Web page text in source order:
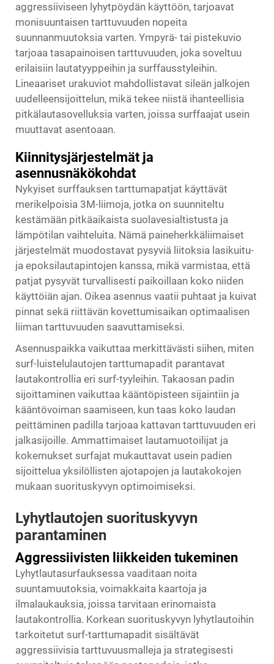
aggressiiviseen lyhytpöydän käyttöön, tarjoavat
monisuuntaisen tarttuvuuden nopeita
suunnanmuutoksia varten. Ympyrä- tai pistekuvio
tarjoaa tasapainoisen tarttuvuuden, joka soveltuu
erilaisiin lautatyyppeihin ja surffausstyleihin.
Lineaariset urakuviot mahdollistavat sileän jalkojen
uudelleensijoittelun, mikä tekee niistä ihanteellisia
pitkälautasovelluksia varten, joissa surffaajat usein
muuttavat asentoaan.
Kiinnitysjärjestelmät ja
asennusnäkökohdat
Nykyiset surffauksen tarttumapatjat käyttävät
merikelpoisia 3M-liimoja, jotka on suunniteltu
kestämään pitkäaikaista suolavesialtistusta ja
lämpötilan vaihteluita. Nämä paineherkkäliimaiset
järjestelmät muodostavat pysyviä liitoksia lasikuitu-
ja epoksilautapintojen kanssa, mikä varmistaa, että
patjat pysyvät turvallisesti paikoillaan koko niiden
käyttöiän ajan. Oikea asennus vaatii puhtaat ja kuivat
pinnat sekä riittävän kovettumisaikan optimaalisen
liiman tarttuvuuden saavuttamiseksi.
Asennuspaikka vaikuttaa merkittävästi siihen, miten
surf-luistelulautojen tarttumapadit parantavat
lautakontrollia eri surf-tyyleihin. Takaosan padin
sijoittaminen vaikuttaa kääntöpisteen sijaintiin ja
kääntövoiman saamiseen, kun taas koko laudan
peittäminen padilla tarjoaa kattavan tarttuvuuden eri
jalkasijoille. Ammattimaiset lautamuotoilijat ja
kokemukset surfajat mukauttavat usein padien
sijoittelua yksilöllisten ajotapojen ja lautakokojen
mukaan suorituskyvyn optimoimiseksi.
Lyhytlautojen suorituskyvyn
parantaminen
Aggressiivisten liikkeiden tukeminen
Lyhytlautasurfauksessa vaaditaan noita
suuntamuutoksia, voimakkaita kaartoja ja
ilmalaukauksia, joissa tarvitaan erinomaista
lautakontrollia. Korkean suorituskyvyn lyhytlautoihin
tarkoitetut surf-tarttumapadit sisältävät
aggressiivisia tarttuvuusmalleja ja strategisesti